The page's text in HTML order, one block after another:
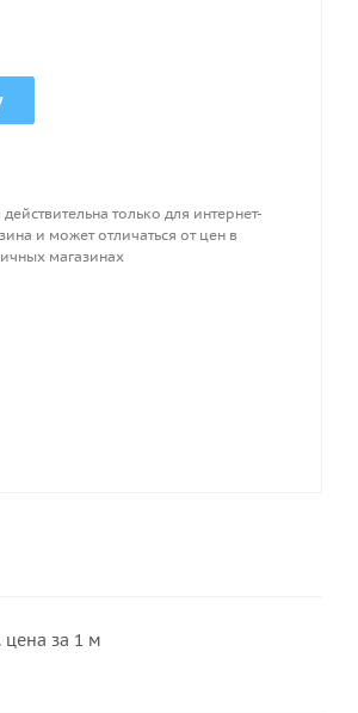
только для интернет-
и может отличаться от цен в
магазинах
за 1 м